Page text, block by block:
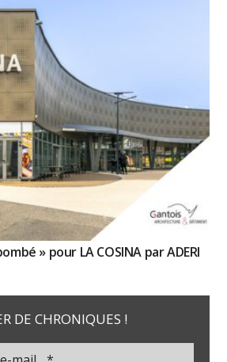
» pour LA COSINA par ADERI
DE CHRONIQUES !